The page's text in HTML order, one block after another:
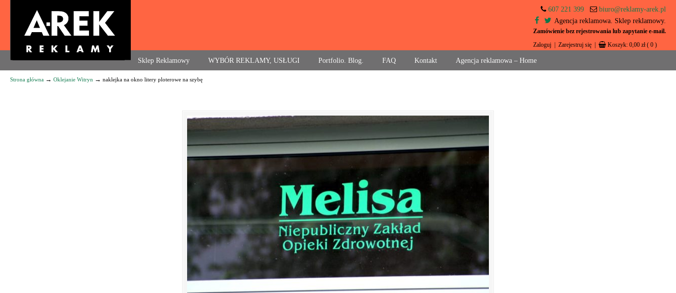
Agencja reklamowa. Reklama – usługi, druk
607 221 399
biuro@reklamy-arek.pl
Agencja reklamowa. Sklep reklamowy.
Zamówienie bez rejestrowania lub zapytanie e-mail.
Zaloguj Zarejestruj się Koszyk: 0,00 zł ( 0 )
Sklep Reklamowy WYBÓR REKLAMY, USŁUGI Portfolio. Blog. FAQ Kontakt Agencja reklamowa – Home
Navigation
Strona główna → Oklejanie Witryn → naklejka na okno litery ploterowe na szybę